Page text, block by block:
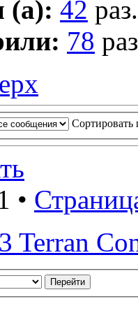
(а): 42 раз.
78
Сортировать
•
Terran